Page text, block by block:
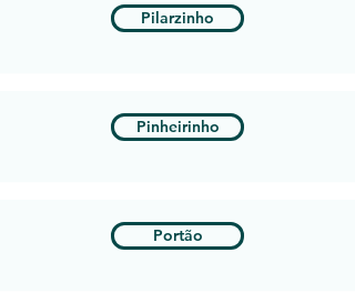
Pilarzinho
Pinheirinho
Portão